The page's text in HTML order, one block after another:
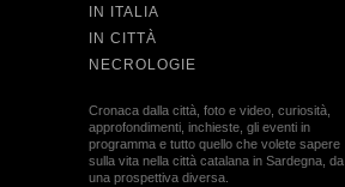
IN ITALIA
IN CITTÀ
NECROLOGIE
Cronaca dalla città, foto e video, curiosità,
approfondimenti, inchieste, gli eventi in
programma e tutto quello che volete sapere
sulla vita nella città catalana in Sardegna, da
una prospettiva diversa.